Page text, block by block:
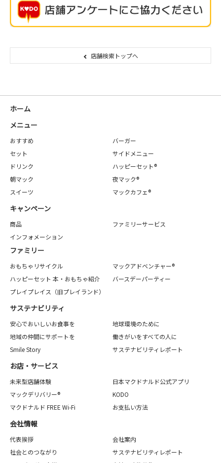
店舗検索トップへ
ホーム
メニュー
おすすめ
バーガー
セット
サイドメニュー
ドリンク
ハッピーセット®
朝マック
夜マック®
スイーツ
マックカフェ®
キャンペーン
商品
ファミリーサービス
インフォメーション
ファミリー
おもちゃリサイクル
マックアドベンチャー®
ハッピーセット 本・おもちゃ紹介
バースデーパーティー
プレイプレイス（旧プレイランド）
サステナビリティ
安心でおいしいお食事を
地球環境のために
地域の仲間にサポートを
働きがいをすべての人に
Smile Story
サステナビリティレポート
お店・サービス
未来型店舗体験
日本マクドナルド公式アプリ
マックデリバリー®
KODO
マクドナルド FREE Wi-Fi
お支払い方法
会社情報
代表挨拶
会社案内
社会とのつながり
サステナビリティレポート